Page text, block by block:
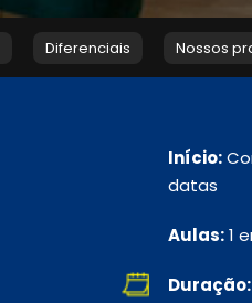
Diferenciais Nossos
Início:
datas
Aulas:1
Duração: